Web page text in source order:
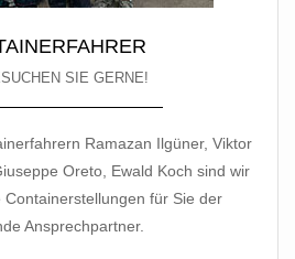
SIE GERNE!
Ramazan Ilgüner, Viktor
Oreto, Ewald Koch sind wir
für Sie der
Ansprechpartner.